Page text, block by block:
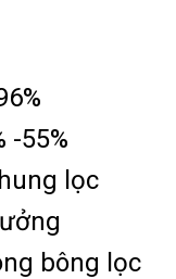
-55%
lọc
bông lọc